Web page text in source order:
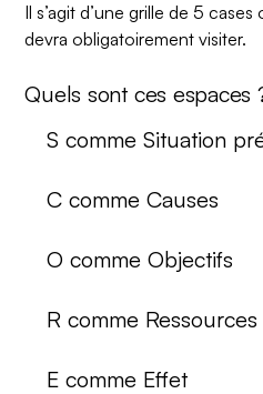
Il s’agit d’une grille de 5
devra obligatoirement visiter.
Quels sont ces espaces
S comme Situation
C comme Causes
O comme Objectifs
R comme Ressources
E comme Effet